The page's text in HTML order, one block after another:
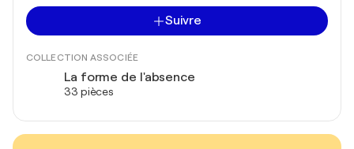
Suivre
COLLECTION ASSOCIÉE
La forme de l'absence
33 pièces